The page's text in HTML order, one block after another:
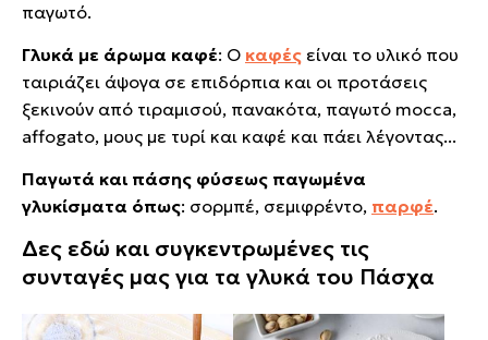
παγωτό.
Γλυκά με άρωμα καφέ: Ο καφές είναι το υλικό που
ταιριάζει άψογα σε επιδόρπια και οι προτάσεις
ξεκινούν από τιραμισού, πανακότα, παγωτό mocca,
affogato, μους με τυρί και καφέ και πάει λέγοντας...
Παγωτά και πάσης φύσεως παγωμένα
γλυκίσματα όπως: σορμπέ, σεμιφρέντο, παρφέ.
Δες εδώ και συγκεντρωμένες τις
συνταγές μας για τα γλυκά του Πάσχα